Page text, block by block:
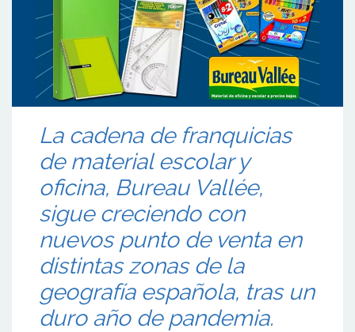
La cadena de franquicias
de material escolar y
oficina, Bureau Vallée,
sigue creciendo con
nuevos punto de venta en
distintas zonas de la
geografía española, tras un
duro año de pandemia.